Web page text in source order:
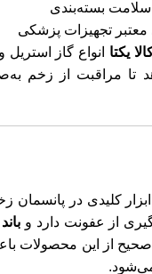
سلامت بسته‌بندی
تجهیزات پزشکی
یکتا انواع گاز استریل
تا مراقبت از زخم
ابزار کلیدی در پانسمان
از عفونت دارد و باند
صحیح از این محصولات